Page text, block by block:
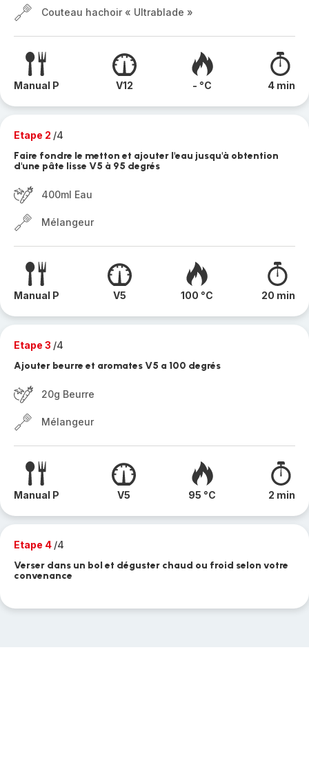
Couteau hachoir « Ultrablade »
Manual P V12 - °C 4 min
Etape 2 /4
Faire fondre le metton et ajouter l'eau jusqu'à obtention
d'une pâte lisse V5 à 95 degrés
400ml Eau
Mélangeur
Manual P V5 100 °C 20 min
Etape 3 /4
Ajouter beurre et aromates V5 a 100 degrés
20g Beurre
Mélangeur
Manual P V5 95 °C 2 min
Etape 4 /4
Verser dans un bol et déguster chaud ou froid selon votre
convenance